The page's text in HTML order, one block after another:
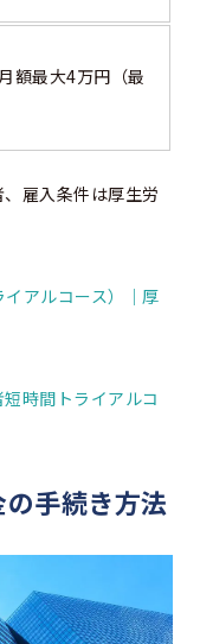
額最大4万円（最
雇入条件は厚生労
アルコース）｜厚
時間トライアルコ
手続き方法